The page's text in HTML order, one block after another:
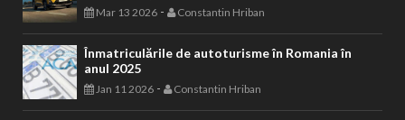
Mar 13 2026 - Constantin Hriban
Înmatriculările de autoturisme în Romania în
anul 2025
Jan 11 2026 - Constantin Hriban